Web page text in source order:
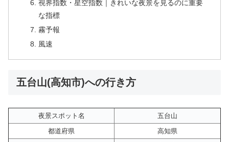
視界指数・星空指数｜きれいな夜景を見るのに重要
な指標
霧予報
風速
五台山(高知市)への行き方
夜景スポット名
五台山
都道府県
高知県